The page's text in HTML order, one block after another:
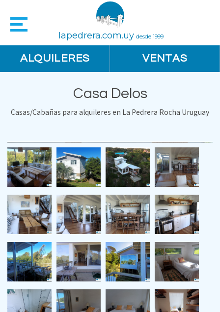
lapedrera.com.uy desde 1999
ALQUILERES VENTAS
Casa Delos
Casas/Cabañas para alquileres en La Pedrera Rocha Uruguay